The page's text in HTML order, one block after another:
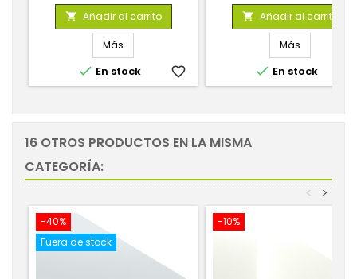
base
 Añadir al carrito
Más
 En stock favorite_border
base
 Añadir al carrito
Más
 En stock
16 OTROS PRODUCTOS EN LA MISMA
CATEGORÍA:
>
<
-40%
Fuera de stock
-10%